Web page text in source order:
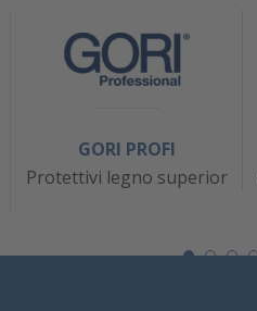
GORI PROFI
Protettivi legno superior